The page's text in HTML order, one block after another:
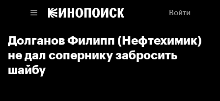
Войти
Долганов Филипп (Нефтехимик)
не дал сопернику забросить
шайбу